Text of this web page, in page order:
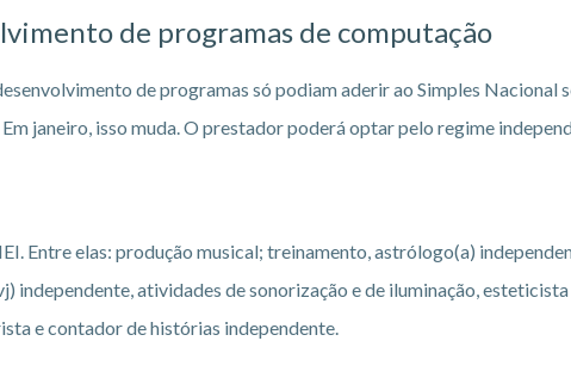
de programas de computação
de programas só podiam aderir ao Simples Nacional
janeiro, isso muda. O prestador poderá optar pelo regime
Entre elas: produção musical; treinamento, astrólogo(a)
independente, atividades de sonorização e de iluminação,
e contador de histórias independente.